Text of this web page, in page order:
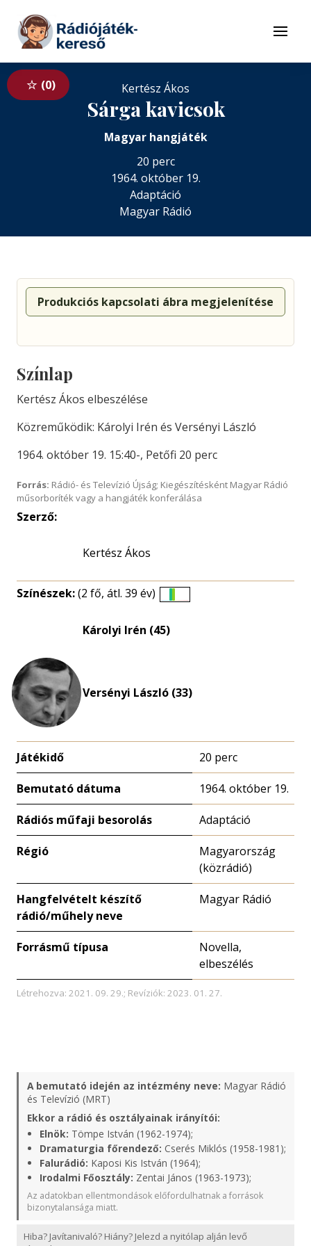
Tovább a tartalomhoz
Menü
0 Kertész Ákos
Sárga kavicsok
Magyar hangjáték
20 perc
1964. október 19.
Adaptáció
Magyar Rádió
Produkciós kapcsolati ábra megjelenítése
Színlap
Kertész Ákos elbeszélése
Közreműködik: Károlyi Irén és Versényi László
1964. október 19. 15:40-, Petőfi 20 perc
Forrás: Rádió- és Televízió Újság; Kiegészítésként Magyar Rádió
műsorboríték vagy a hangjáték konferálása
Szerző:
Kertész Ákos
Színészek:(2 fő, átl. 39 év)
Károlyi Irén (45)
Versényi László (33)
Játékidő 20 perc
Bemutató dátuma 1964. október 19.
Rádiós műfaji besorolás Adaptáció
Régió
Magyarország
(közrádió)
Hangfelvételt készítő
rádió/műhely neve
Magyar Rádió
Forrásmű típusa
Novella,
elbeszélés
Létrehozva: 2021. 09. 29.; Revíziók: 2023. 01. 27.
A bemutató idején az intézmény neve: Magyar Rádió
és Televízió (MRT)
Ekkor a rádió és osztályainak irányítói:
Elnök: Tömpe István (1962-1974);
Dramaturgia főrendező: Cserés Miklós (1958-1981);
Falurádió: Kaposi Kis István (1964);
Irodalmi Főosztály: Zentai János (1963-1973);
Az adatokban ellentmondások előfordulhatnak a források
bizonytalansága miatt.
Hiba? Javítanivaló? Hiány? Jelezd a nyitólap alján levő